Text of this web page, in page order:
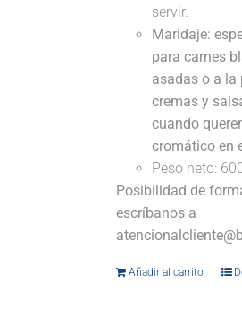
servir.
Maridaje:
para carnes
asadas o a la
cremas y
cuando
cromático en
Peso neto:
Posibilidad de
escríbanos a
Añadir al carrito